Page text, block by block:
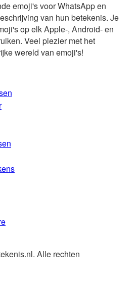
emoji's voor WhatsApp en
van hun betekenis. Je
op elk Apple-, Android- en
Veel plezier met het
wereld van emoji's!
Alle rechten